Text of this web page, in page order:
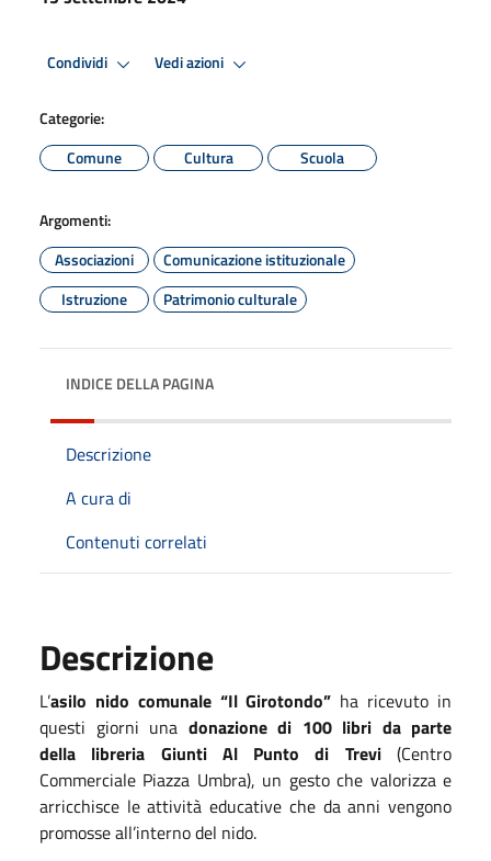
Condividi Vedi azioni
Categorie:
Comune
Cultura Scuola
Argomenti:
Associazioni
Comunicazione istituzionale
Istruzione
Patrimonio culturale
INDICE DELLA PAGINA
Descrizione
A cura di
Contenuti correlati
Descrizione
L’asilo nido comunale “Il Girotondo” ha ricevuto in
questi giorni una donazione di 100 libri da parte
della libreria Giunti Al Punto di Trevi(Centro
Commerciale Piazza Umbra), un gesto che valorizza e
arricchisce le attività educative che da anni vengono
promosse all’interno del nido.